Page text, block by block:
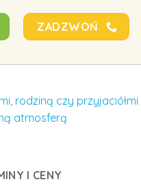
ZADZWOŃ
rodziną czy przyjaciółmi
atmosferą
I CENY